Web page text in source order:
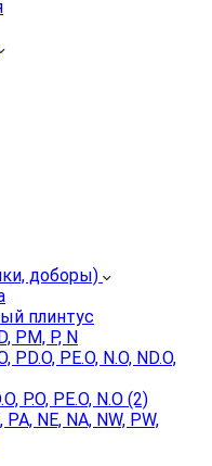
доборы)
плинтус
PM, P, N
PE.O, N.O, ND.O,
P.O, PE.O, N.O (2)
NE, NA, NW, PW,